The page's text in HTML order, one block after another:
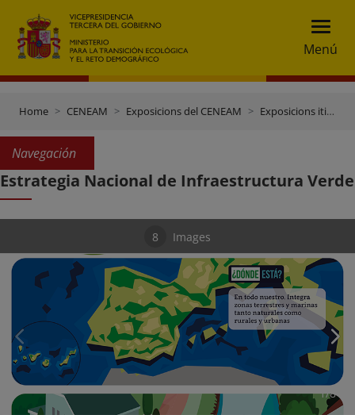
Menú
Home CENEAM Exposicions del CENEAM Exposicions itinerants
Navegación
Estrategia Nacional de Infraestructura Verde
8 Images
1/8